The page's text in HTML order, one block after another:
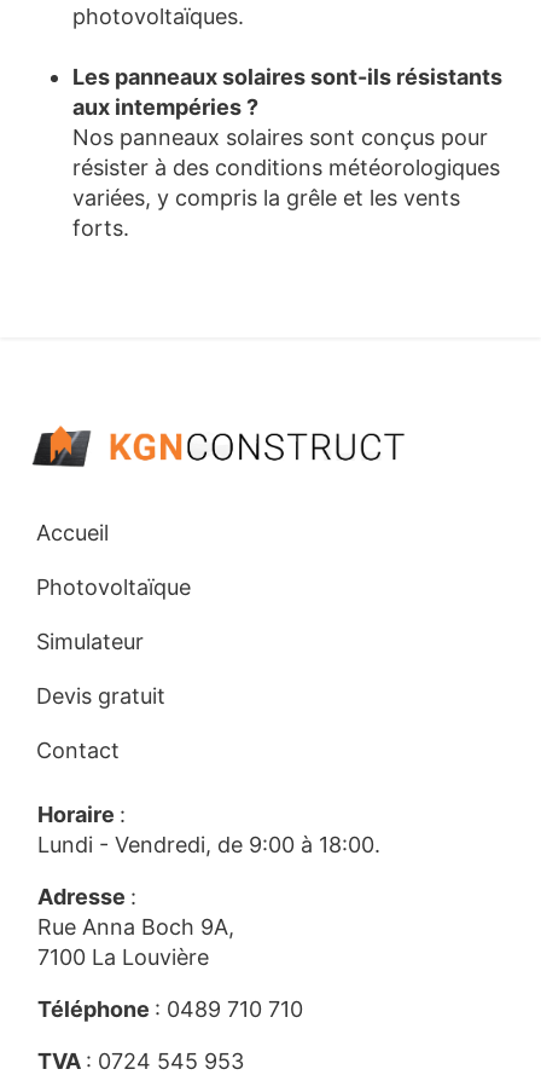
photovoltaïques.
Les panneaux solaires sont-ils résistants
aux intempéries ?
Nos panneaux solaires sont conçus pour
résister à des conditions météorologiques
variées, y compris la grêle et les vents
forts.
Accueil
Photovoltaïque
Simulateur
Devis gratuit
Contact
Horaire :
Lundi - Vendredi, de 9:00 à 18:00.
Adresse :
Rue Anna Boch 9A,
7100 La Louvière
Téléphone : 0489 710 710
TVA : 0724 545 953